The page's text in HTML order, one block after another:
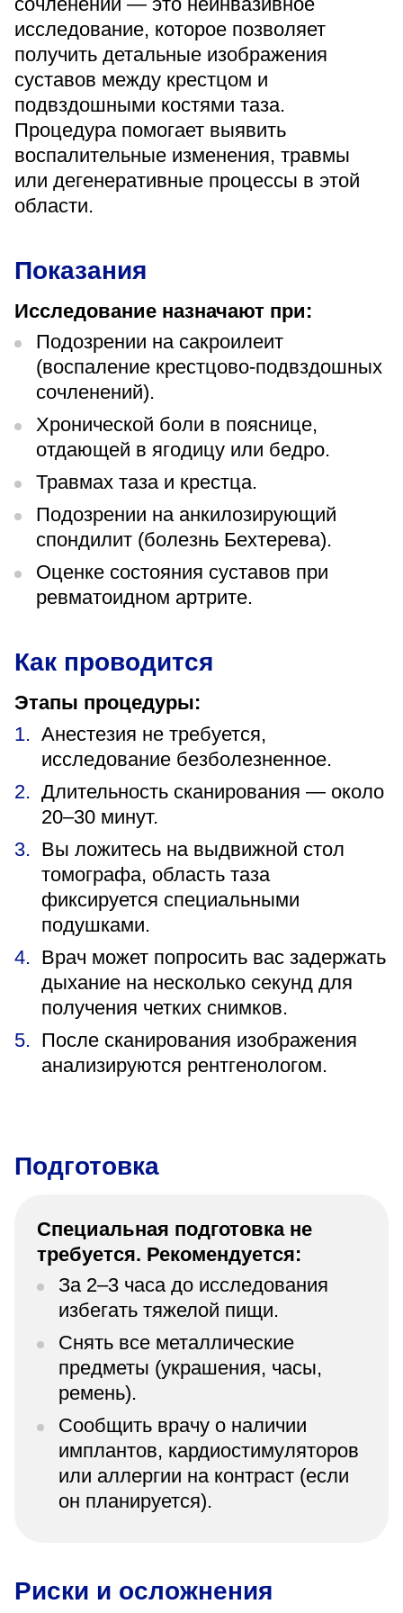
«Парус»
Адрес
399000, г. Липецк, Плехановское лесничество,
Ленинский лесхоз, квартал 67
Понедельник — четверг
08:00–16:45
перерыв 12:00–12:30
08:00–15:45
перерыв 12:00–12:30
Администратор
Версия для слабовидящих
исследование, которое позволяет
получить детальные изображения
суставов между крестцом и
подвздошными костями таза.
Процедура помогает выявить
воспалительные изменения, травмы
или дегенеративные процессы в этой
области.
Показания
Исследование назначают при:
Подозрении на сакроилеит
(воспаление крестцово-подвздошных
сочленений).
Хронической боли в пояснице,
отдающей в ягодицу или бедро.
Травмах таза и крестца.
Подозрении на анкилозирующий
спондилит (болезнь Бехтерева).
Оценке состояния суставов при
ревматоидном артрите.
Как проводится
Этапы процедуры:
Анестезия не требуется,
исследование безболезненное.
Длительность сканирования — около
20–30 минут.
Вы ложитесь на выдвижной стол
томографа, область таза
фиксируется специальными
подушками.
Врач может попросить вас задержать
дыхание на несколько секунд для
получения четких снимков.
После сканирования изображения
анализируются рентгенологом.
Подготовка
Специальная подготовка не
требуется. Рекомендуется:
За 2–3 часа до исследования
избегать тяжелой пищи.
Снять все металлические
предметы (украшения, часы,
ремень).
Сообщить врачу о наличии
имплантов, кардиостимуляторов
или аллергии на контраст (если
он планируется).
Риски и осложнения